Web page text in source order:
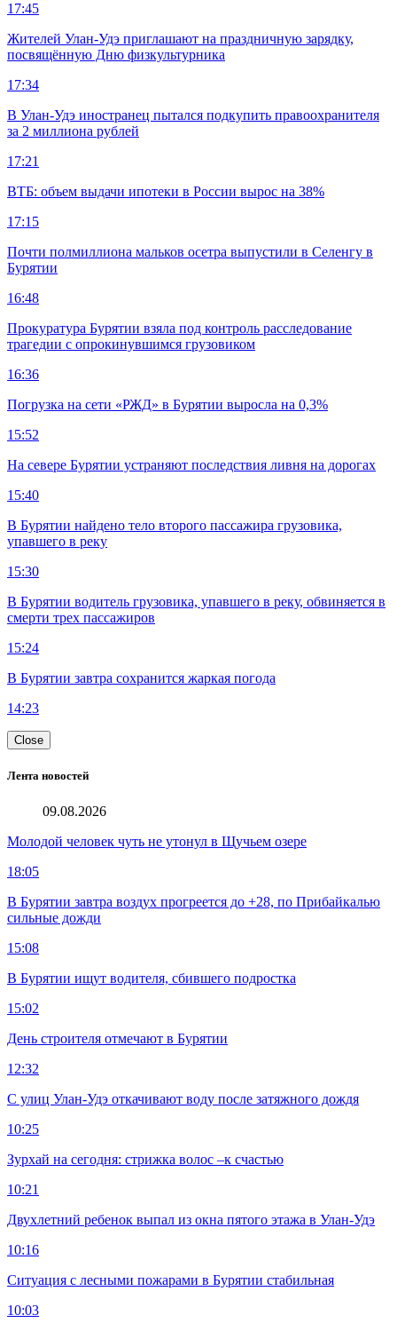
17:45
Жителей Улан-Удэ приглашают на праздничную зарядку,
посвящённую Дню физкультурника
17:34
В Улан-Удэ иностранец пытался подкупить правоохранителя
за 2 миллиона рублей
17:21
ВТБ: объем выдачи ипотеки в России вырос на 38%
17:15
Почти полмиллиона мальков осетра выпустили в Селенгу в
Бурятии
16:48
Прокуратура Бурятии взяла под контроль расследование
трагедии с опрокинувшимся грузовиком
16:36
Погрузка на сети «РЖД» в Бурятии выросла на 0,3%
15:52
На севере Бурятии устраняют последствия ливня на дорогах
15:40
В Бурятии найдено тело второго пассажира грузовика,
упавшего в реку
15:30
В Бурятии водитель грузовика, упавшего в реку, обвиняется в
смерти трех пассажиров
15:24
В Бурятии завтра сохранится жаркая погода
14:23
Close
Лента новостей
09.08.2026
Молодой человек чуть не утонул в Щучьем озере
18:05
В Бурятии завтра воздух прогреется до +28, по Прибайкалью
сильные дожди
15:08
В Бурятии ищут водителя, сбившего подростка
15:02
День строителя отмечают в Бурятии
12:32
С улиц Улан-Удэ откачивают воду после затяжного дождя
10:25
Зурхай на сегодня: стрижка волос –к счастью
10:21
Двухлетний ребенок выпал из окна пятого этажа в Улан-Удэ
10:16
Ситуация с лесными пожарами в Бурятии стабильная
10:03